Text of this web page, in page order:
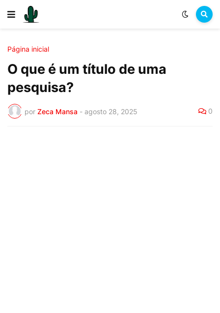
Página inicial
O que é um título de uma
pesquisa?
por Zeca Mansa - agosto 28, 2025 0